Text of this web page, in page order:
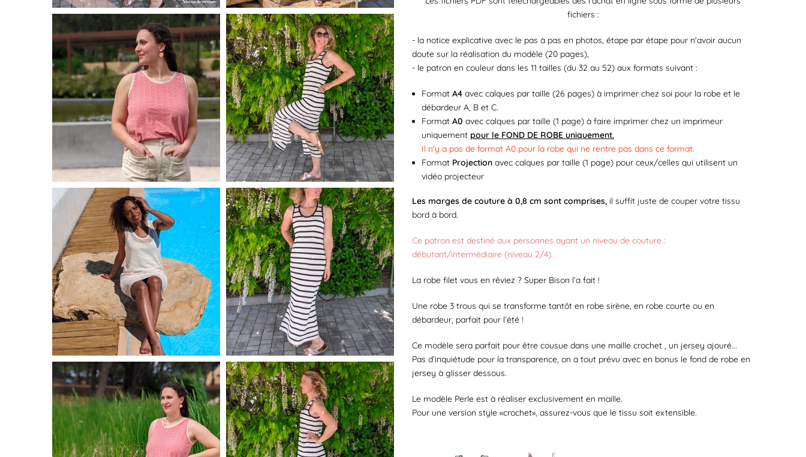
fichiers :
- la notice explicative avec le pas à pas en photos, étape par étape pour n'avoir aucun
doute sur la réalisation du modèle (20 pages),
- le patron en couleur dans les 11 tailles (du 32 au 52) aux formats suivant :
Format A4 avec calques par taille (26 pages) à imprimer chez soi pour la robe et le
débardeur A, B et C.
Format A0 avec calques par taille (1 page) à faire imprimer chez un imprimeur
uniquement pour le FOND DE ROBE uniquement.
Il n'y a pas de format A0 pour la robe qui ne rentre pas dans ce format.
Format Projection avec calques par taille (1 page) pour ceux/celles qui utilisent un
vidéo projecteur
Les marges de couture à 0,8 cm sont comprises, il suffit juste de couper votre tissu
bord à bord.
Ce patron est destiné aux personnes ayant un niveau de couture :
débutant/intermédiaire (niveau 2/4).
La robe filet vous en rêviez ? Super Bison l’a fait !
Une robe 3 trous qui se transforme tantôt en robe sirène, en robe courte ou en
débardeur, parfait pour l’été !
Ce modèle sera parfait pour être cousue dans une maille crochet , un jersey ajouré...
Pas d’inquiétude pour la transparence, on a tout prévu avec en bonus le fond de robe en
jersey à glisser dessous.
Le modèle Perle est à réaliser exclusivement en maille.
Pour une version style «crochet», assurez-vous que le tissu soit extensible.